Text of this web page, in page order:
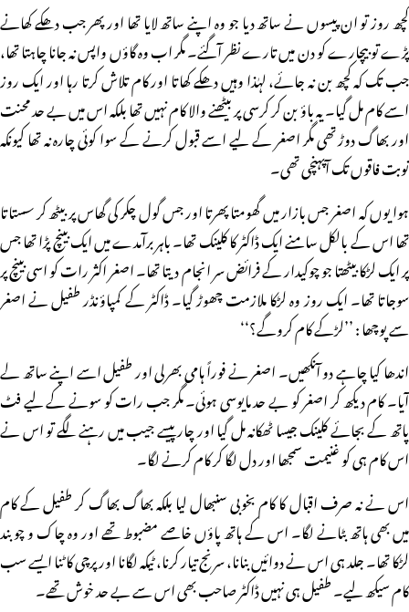
کچھ روز تو ان پیسوں نے ساتھ دیا جو وہ اپنے ساتھ لایا تھا اور پھر جب دھکے کھانے
پڑے تو بیچارے کو دن میں تارے نظر آگئے۔ مگر اب وہ گاؤں واپس نہ جانا چاہتا تھا،
جب تک کہ کچھ بن نہ جائے، لہٰذا وہیں دھکے کھاتا اور کام تلاش کرتا رہا اور ایک روز
اسے کام مل گیا۔ یہ باؤ بن کر کرسی پر بیٹھنے والا کام نہیں تھا بلکہ اس میں بے حد محنت
اور بھاگ دوڑ تھی مگر اصغر کے لیے اسے قبول کرنے کے سوا کوئی چارہ نہ تھا کیونکہ
نوبت فاقوں تک آپہنچی تھی۔
ہوا یوں کہ اصغر جس بازار میں گھومتا پھرتا اور جس گول چکر کی گھاس پر بیٹھ کر سستاتا
تھا اس کے بالکل سامنے ایک ڈاکٹر کا کلینک تھا۔ باہر برآمدے میں ایک بینچ پڑا تھا جس
پر ایک لڑکا بیٹھتا جو چوکیدار کے فرائض سر انجام دیتا تھا۔ اصغر اکثر رات کو اسی بینچ پر
سوجاتا تھا۔ ایک روز وہ لڑکا ملازمت چھوڑ گیا۔ ڈاکٹر کے کمپاؤنڈر طفیل نے اصغر
سے پوچھا : ’’لڑکے کام کروگے؟‘‘
اندھا کیا چاہے دو آنکھیں۔ اصغر نے فوراً ہامی بھرلی اور طفیل اسے اپنے ساتھ لے
آیا۔ کام دیکھ کر اصغر کو بے حد مایوسی ہوئی۔ مگر جب رات کو سونے کے لیے فٹ
پاتھ کے بجائے کلینک جیسا ٹھکانہ مل گیا اور چار پیسے جیب میں رہنے لگے تو اس نے
اس کام ہی کو غنیمت سمجھا اور دل لگا کر کام کرنے لگا۔
اس نے نہ صرف اقبال کا کام بخوبی سنبھال لیا بلکہ بھاگ بھاگ کر طفیل کے کام
میں بھی ہاتھ بٹانے لگا۔ اس کے ہاتھ پاؤں خاصے مضبوط تھے اور وہ چاک و چوبند
لڑکا تھا۔ جلد ہی اس نے دوائیں بنانا، سرنج تیار کرنا، ٹیکہ لگانا اور پرچی کاٹنا ایسے سب
کام سیکھ لیے۔ طفیل ہی نہیں ڈاکٹر صاحب بھی اس سے بے حد خوش تھے۔